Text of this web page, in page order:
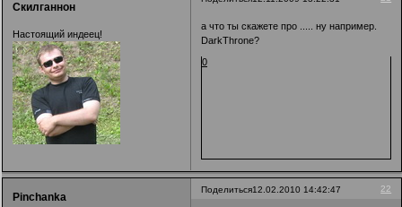
Скилганнон
Настоящий индеец!
а что ты скажете про ..... ну например.
DarkThrone?
0
Поделиться 22
12.02.2010 14:42:47
Pinchanka